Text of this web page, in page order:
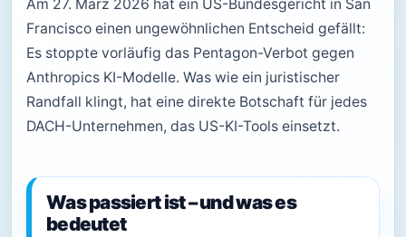
Am 27. März 2026 hat ein US-Bundesgericht in San
Francisco einen ungewöhnlichen Entscheid gefällt:
Es stoppte vorläufig das Pentagon-Verbot gegen
Anthropics KI-Modelle. Was wie ein juristischer
Randfall klingt, hat eine direkte Botschaft für jedes
DACH-Unternehmen, das US-KI-Tools einsetzt.
Was passiert ist – und was es
bedeutet